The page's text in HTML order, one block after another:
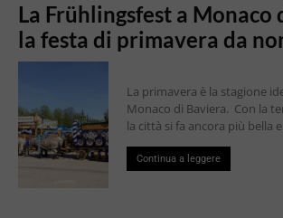
La Frühlingsfest a Monaco
la festa di primavera da
La primavera è la stagione
Monaco di Baviera. Con la
la città si fa ancora più bella
Continua a leggere